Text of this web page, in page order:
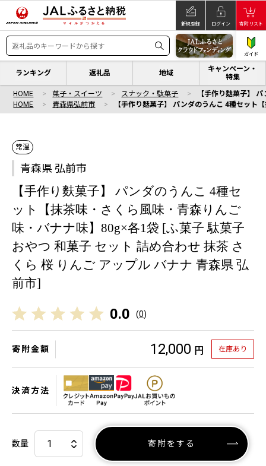
新規登録 ログイン 寄附リスト
ガイド
ランキング 返礼品 地域
キャンペーン・
特集
HOME 菓子・スイーツ スナック・駄菓子
【手作り麩菓子】
HOME
青森県弘前市 【手作り麩菓子】 パンダのうんこ 4種セット
常温
青森県 弘前市
【手作り麩菓子】 パンダのうんこ 4種セ
ット【抹茶味・さくら風味・青森りんご
味・バナナ味】80g×各1袋 [ふ菓子 駄菓子
おやつ 和菓子 セット 詰め合わせ 抹茶 さ
くら 桜 りんご アップル バナナ 青森県 弘
前市]
0.0 (0)
寄附金額 12,000 円 在庫あり
決済方法
数量 寄附をする